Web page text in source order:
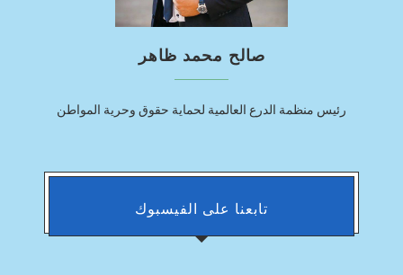
صالح محمد ظاهر
رئيس منظمة الدرع العالمية لحماية حقوق وحرية المواطن
تابعنا على الفيسبوك